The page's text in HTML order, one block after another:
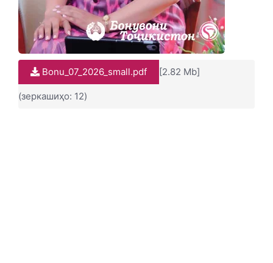
Bonu_07_2026_small.pdf [2.82 Mb]
(зеркашиҳо: 12)